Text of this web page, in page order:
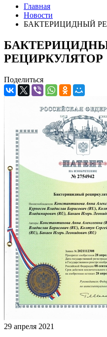
Главная
Новости
БАКТЕРИЦИДНЫЙ
РЕЦИРКУЛЯТОР
Поделиться
29 апреля 2021